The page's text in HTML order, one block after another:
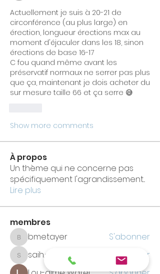
Actuellement je suis à 20-21 de
circonférence (au plus large) en
érection, longueur érections max au
moment d'éjaculer dans les 18, sinon
érections de base 16-17
C fou quand même avant les
préservatif normaux ne serrer pas plus
que ça, maintenant je dois acheter du
sur mesure taille 66 et ça serre 😅
Show more comments
À propos
Un thème qui ne concerne pas
spécifiquement l'agrandissement...
Lire plus
membres
bmetayer
bmetayer S'abonner
saih.ayoub.96
saih.ayoub.96
S'abonner